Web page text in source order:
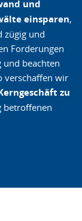
und
einsparen,
zügig und
Forderungen
beachten
verschaffen wir
zu
betroffenen